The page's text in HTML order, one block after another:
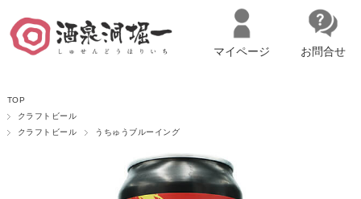
マイページ お問合せ
TOP
クラフトビール
クラフトビール
うちゅうブルーイング